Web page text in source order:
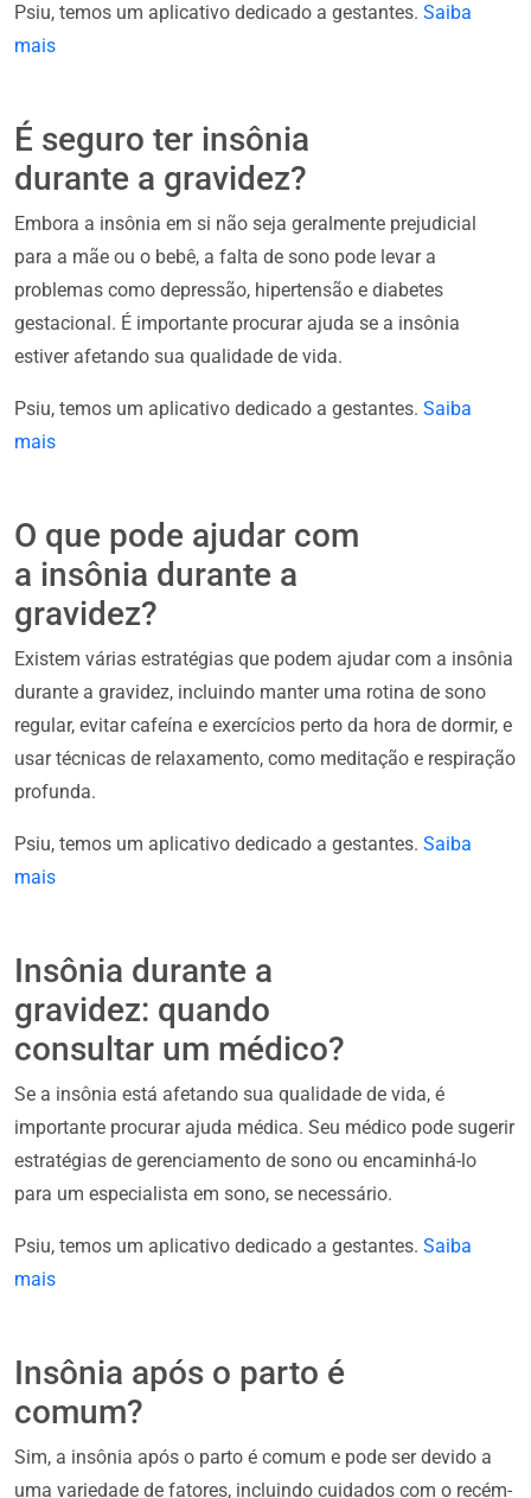
Psiu, temos um aplicativo dedicado a gestantes. Saiba
mais
É seguro ter insônia
durante a gravidez?
Embora a insônia em si não seja geralmente prejudicial
para a mãe ou o bebê, a falta de sono pode levar a
problemas como depressão, hipertensão e diabetes
gestacional. É importante procurar ajuda se a insônia
estiver afetando sua qualidade de vida.
Psiu, temos um aplicativo dedicado a gestantes. Saiba
mais
O que pode ajudar com
a insônia durante a
gravidez?
Existem várias estratégias que podem ajudar com a insônia
durante a gravidez, incluindo manter uma rotina de sono
regular, evitar cafeína e exercícios perto da hora de dormir, e
usar técnicas de relaxamento, como meditação e respiração
profunda.
Psiu, temos um aplicativo dedicado a gestantes. Saiba
mais
Insônia durante a
gravidez: quando
consultar um médico?
Se a insônia está afetando sua qualidade de vida, é
importante procurar ajuda médica. Seu médico pode sugerir
estratégias de gerenciamento de sono ou encaminhá-lo
para um especialista em sono, se necessário.
Psiu, temos um aplicativo dedicado a gestantes. Saiba
mais
Insônia após o parto é
comum?
Sim, a insônia após o parto é comum e pode ser devido a
uma variedade de fatores, incluindo cuidados com o recém-